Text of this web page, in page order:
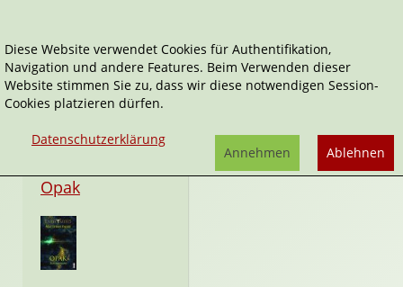
Enthymesis
Opak
Diese Website verwendet Cookies für Authentifikation,
Navigation und andere Features. Beim Verwenden dieser
Website stimmen Sie zu, dass wir diese notwendigen Session-
Cookies platzieren dürfen.
Datenschutzerklärung
Ablehnen
Annehmen